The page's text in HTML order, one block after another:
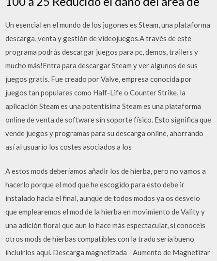
Un esencial en el mundo de los jugones es Steam, una plataforma
descarga, venta y gestión de videojuegos.A través de este
programa podrás descargar juegos para pc, demos, trailers y
mucho más!Entra para descargar Steam y ver algunos de sus
juegos gratis. Fue creado por Valve, empresa conocida por
juegos tan populares como Half-Life o Counter Strike, la
aplicación Steam es una potentísima Steam es una plataforma
online de venta de software sin soporte físico. Esto significa que
vende juegos y programas para su descarga online, ahorrando
así al usuario los costes asociados a los
A estos mods deberíamos añadir los de hierba, pero no vamos a
hacerlo porque el mod que he escogido para esto debe ir
instalado hacia el final, aunque de todos modos ya os desvelo
que emplearemos el mod de la hierba en movimiento de Vality y
una adición floral que aun lo hace más espectacular, si conoceis
otros mods de hierbas compatibles con la tradu sería bueno
incluirlos aquí. Descarga magnetizada - Aumento de Magnetizar